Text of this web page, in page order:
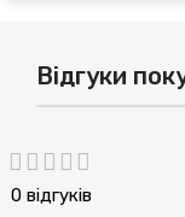
Відгуки
0 відгуків